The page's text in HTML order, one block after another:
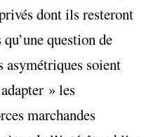
dont ils resteront
question de
asymétriques soient
» les
marchandes